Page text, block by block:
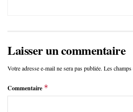
Laisser un commentaire
Votre adresse e-mail ne sera pas publiée. Les
Commentaire *